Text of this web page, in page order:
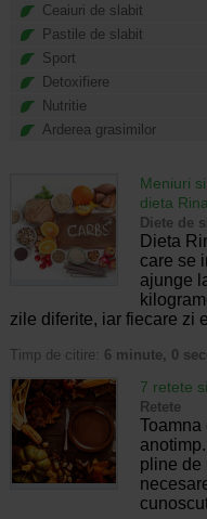
Ceaiuri de slabit
Pastile de slabit
Sport
Detoxifiere
Nutritie
Arderea grasimilor
Meniuri
dieta Rina
Diete de
Dieta
care se
ajunge
zile diferite, iar fiecare zi
Timp de citire: 6 minute, 0
7 retete
Retete
Toamna
pline de